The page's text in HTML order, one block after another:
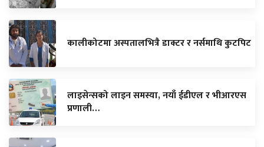
कालीकोटमा अस्पतालभित्रै डाक्टर र नर्समाथि कुटपिट
लाइसेन्सको लाइन समस्या, नयाँ ईडीएल र भीआरएस
प्रणाली…